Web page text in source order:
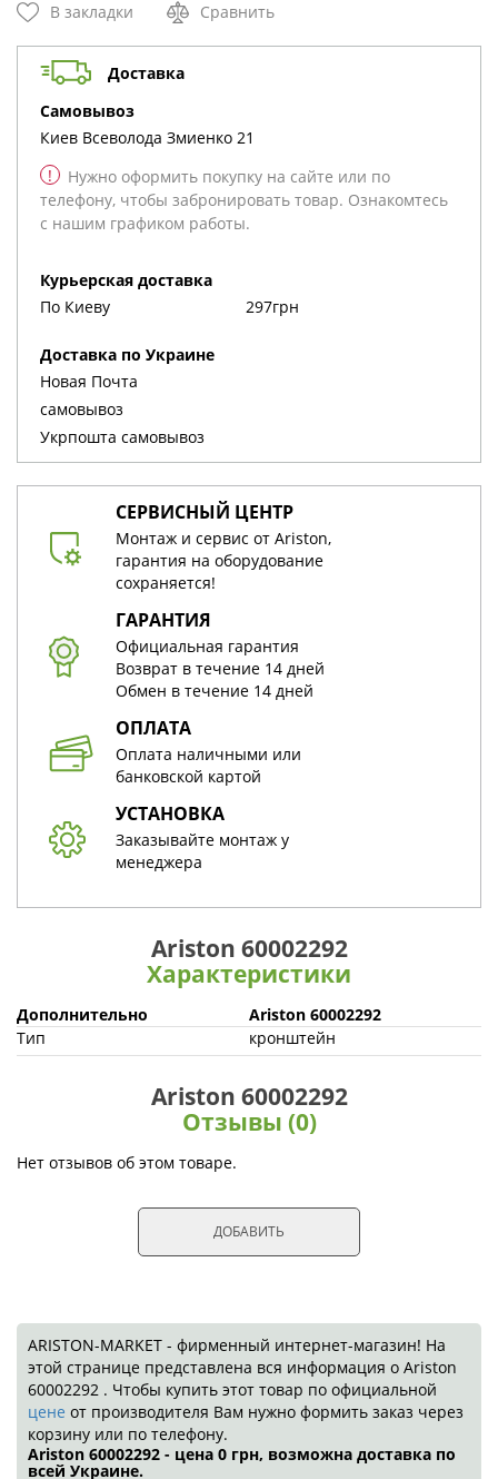
В закладки Сравнить
Доставка
cамовывоз
Киев Всеволода Змиенко 21
!
Нужно оформить покупку на сайте или по
телефону, чтобы забронировать товар. Ознакомтесь
с нашим графиком работы.
Курьерская доставка
По Киеву
297грн
Доставка по Украине
Новая Почта
cамовывоз
Укрпошта cамовывоз
СЕРВИСНЫЙ ЦЕНТР
Монтаж и сервис от Ariston,
гарантия на оборудование
сохраняется!
ГАРАНТИЯ
Официальная гарантия
Возврат в течение 14 дней
Обмен в течение 14 дней
ОПЛАТА
Оплата наличными или
банковской картой
УСТАНОВКА
Заказывайте монтаж у
менеджера
Ariston 60002292
Характеристики
Дополнительно
Ariston 60002292
Тип
кронштейн
Ariston 60002292
Отзывы (0)
Нет отзывов об этом товаре.
ДОБАВИТЬ
ARISTON-MARKET - фирменный интернет-магазин! На
этой странице представлена вся информация о Ariston
60002292 . Чтобы купить этот товар по официальной
цене от производителя Вам нужно формить заказ через
корзину или по телефону.
Ariston 60002292 - цена 0 грн, возможна доставка по
всей Украине.